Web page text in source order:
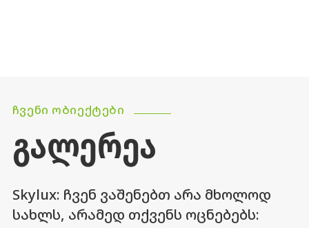
ᲩᲕᲔᲜᲘ ᲝᲑᲘᲔᲥᲢᲔᲑᲘ
ᲒᲐᲚᲔᲠᲔᲐ
Skylux: ჩვენ ვაშენებთ არა მხოლოდ
სახლს, არამედ თქვენს ოცნებებს: